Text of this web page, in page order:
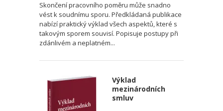
Skončení pracovního poměru může snadno
vést k soudnímu sporu. Předkládaná publikace
nabízí praktický výklad všech aspektů, které s
takovým sporem souvisí. Popisuje postupy při
zdánlivém a neplatném...
Výklad
mezinárodních
smluv